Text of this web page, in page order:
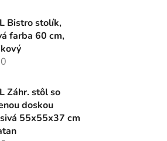
Bistro stolík,
farba 60 cm,
Záhr. stôl so
doskou
55x55x37 cm